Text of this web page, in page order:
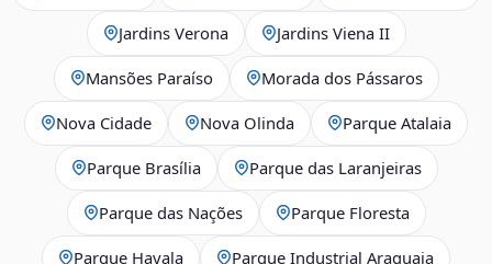
Jardins Verona Jardins Viena II
Mansões Paraíso Morada dos Pássaros
Nova Cidade Nova Olinda Parque Atalaia
Parque Brasília Parque das Laranjeiras
Parque das Nações Parque Floresta
Parque Hayala Parque Industrial Araguaia